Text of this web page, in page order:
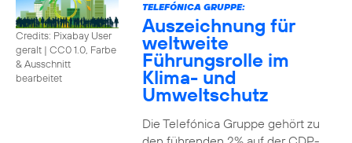
Credits: Pixabay User
geralt | CC0 1.0, Farbe
& Ausschnitt
bearbeitet
TELEFÓNICA GRUPPE:
Auszeichnung für
weltweite
Führungsrolle im
Klima- und
Umweltschutz
Die Telefónica Gruppe gehört zu